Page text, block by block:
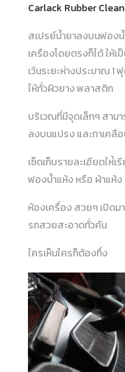
Carlack Rubber
สเปรย์น้ำยาลงบนฟอง
เครืองโดยตรงก็ได้ ให้เ
เว้นระยะห่างประมาณ 1
ให้ทั่วผิวยาง พลาสติก
บริเวณที่มีจุดเล็กๆ สาม
ลงบนแปรง และทาเคลื
เช็ดเก็บรายละเอียดให่้
ฟองน้ำแห้ง หรือ ผ้าแห้ง
ห้องเครื่อง สวยๆ เปิดม
รถสวยสะอาดทั่วคัน
ใครเห็นใครก็ต้องทึ่ง